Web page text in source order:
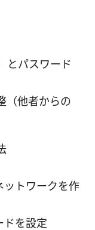
とパスワード
（他者からの
ットワークを作
ドを設定